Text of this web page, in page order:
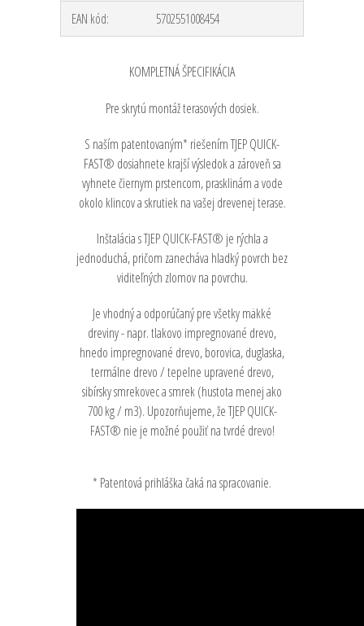
EAN kód: 5702551008454
KOMPLETNÁ ŠPECIFIKÁCIA
Pre skrytú montáž terasových dosiek.
S naším patentovaným* riešením TJEP QUICK-
FAST® dosiahnete krajší výsledok a zároveň sa
vyhnete čiernym prstencom, prasklinám a vode
okolo klincov a skrutiek na vašej drevenej terase.
Inštalácia s TJEP QUICK-FAST® je rýchla a
jednoduchá, pričom zanecháva hladký povrch bez
viditeľných zlomov na povrchu.
Je vhodný a odporúčaný pre všetky mäkké
dreviny - napr. tlakovo impregnované drevo,
hnedo impregnované drevo, borovica, duglaska,
termálne drevo / tepelne upravené drevo,
sibírsky smrekovec a smrek (hustota menej ako
700 kg / m3). Upozorňujeme, že TJEP QUICK-
FAST® nie je možné použiť na tvrdé drevo!
* Patentová prihláška čaká na spracovanie.